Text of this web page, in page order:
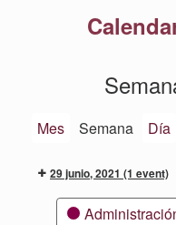
Mes Semana Día
29 junio, 2021 (1 event)
Categorías